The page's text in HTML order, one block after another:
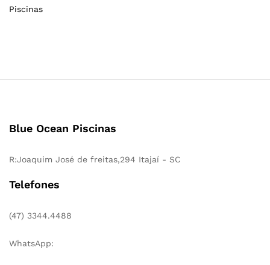
Piscinas
Blue Ocean Piscinas
R:Joaquim José de freitas,294 Itajaí - SC
Telefones
(47) 3344.4488
WhatsApp: